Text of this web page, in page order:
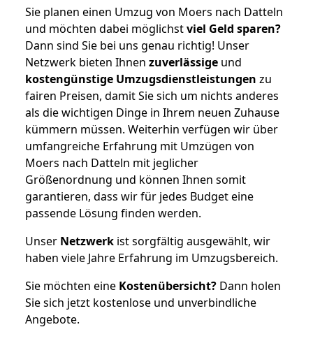
Sie planen einen Umzug von Moers nach Datteln
und möchten dabei möglichstviel Geld sparen?
Dann sind Sie bei uns genau richtig! Unser
Netzwerk bieten Ihnen zuverlässige und
kostengünstige Umzugsdienstleistungen zu
fairen Preisen, damit Sie sich um nichts anderes
als die wichtigen Dinge in Ihrem neuen Zuhause
kümmern müssen. Weiterhin verfügen wir über
umfangreiche Erfahrung mit Umzügen von
Moers nach Datteln mit jeglicher
Größenordnung und können Ihnen somit
garantieren, dass wir für jedes Budget eine
passende Lösung finden werden.
Unser Netzwerk ist sorgfältig ausgewählt, wir
haben viele Jahre Erfahrung im Umzugsbereich.
Sie möchten eine Kostenübersicht? Dann holen
Sie sich jetzt kostenlose und unverbindliche
Angebote.